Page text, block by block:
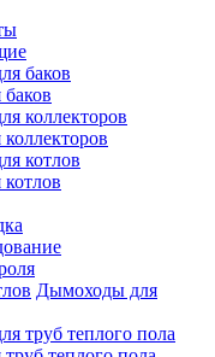
Дымоходы для